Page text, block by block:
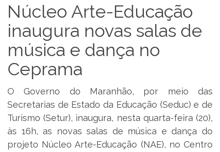
Núcleo Arte-Educação
inaugura novas salas de
música e dança no
Ceprama
O Governo do Maranhão, por meio das
Secretarias de Estado da Educação (Seduc) e de
Turismo (Setur), inaugura, nesta quarta-feira (20),
às 16h, as novas salas de música e dança do
projeto Núcleo Arte-Educação (NAE), no Centro